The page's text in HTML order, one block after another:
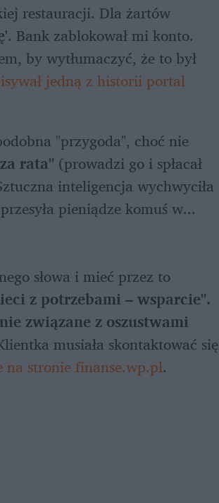
restauracji. Dla żartów
. Bank zablokował mi konto.
by wytłumaczyć, że to był
jedną z historii portal
"przygoda", choć nie
rata" (prowadzi go i spłacał
słowa i mieć przez to
z potrzebami – wsparcie".
związane z oszustwami
musiała skontaktować się
na stronie finanse.wp.pl.